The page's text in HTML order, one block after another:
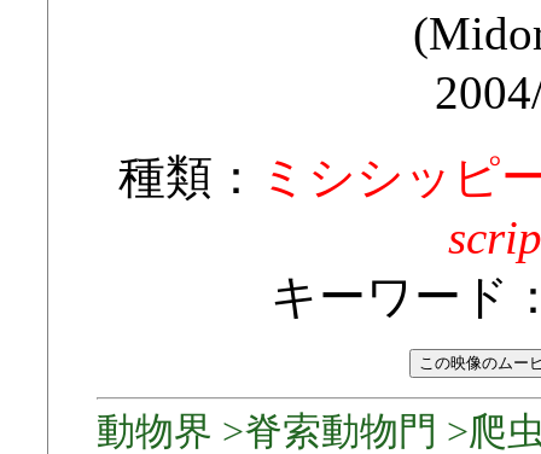
種類：
ミシシッピ
キーワード
動物界 >脊索動物門 >爬